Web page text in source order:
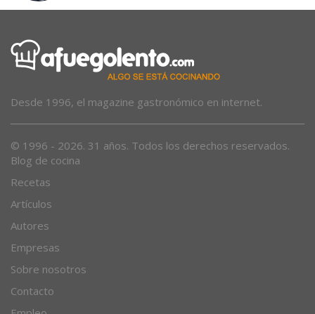
Desde 1996, el magazine gastronómico en internet.
© 1996 - 2026. 31 años. Todos los derechos reservados.
Blog de cocina
Recetas
Artículos
Autores
Empresas
Sobre nosotros
Contacto